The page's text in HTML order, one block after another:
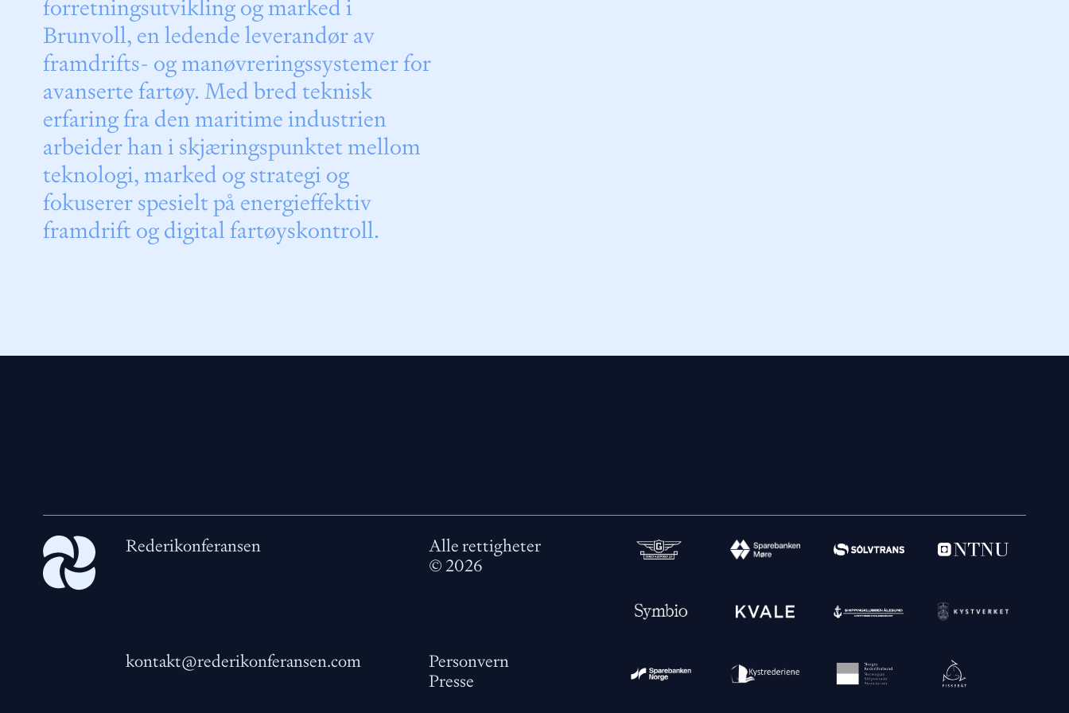
forretningsutvikling og marked i
Brunvoll, en ledende leverandør av
framdrifts- og manøvreringssystemer for
avanserte fartøy. Med bred teknisk
erfaring fra den maritime industrien
arbeider han i skjæringspunktet mellom
teknologi, marked og strategi og
fokuserer spesielt på energieffektiv
framdrift og digital fartøyskontroll.
Rederikonferansen
Alle rettigheter
©2026
kontakt@rederikonferansen.com
Personvern
Presse